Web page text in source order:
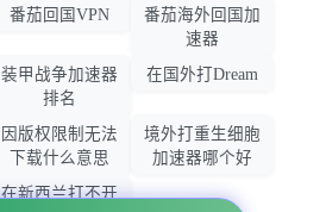
番茄回国VPN
番茄海外回国加
速器
装甲战争加速器
排名
在国外打Dream
因版权限制无法
下载什么意思
境外打重生细胞
加速器哪个好
在新西兰打不开